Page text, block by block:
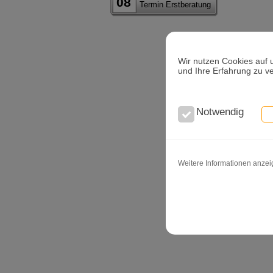
Wir nutzen Cookies auf
und Ihre Erfahrung zu
Notwendig
Weitere Informationen
Termin Erstberatung